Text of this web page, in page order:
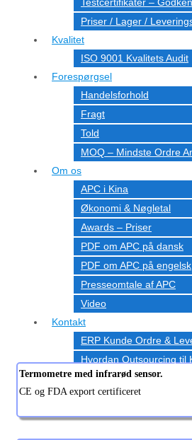
Priser / Lager /
Kvalitet
ISO 9001 Kvalitets Audit
Forespørgsel
Handelsforhold
Fragt
Told
MOQ – Mindste Ordre
Om os
APC i Kina
Økonomi & Nøgletal
Awards – Priser
PDF om APC på dansk
PDF om APC på engelsk
Presseomtale af APC
Video
Kontakt
ERP Kunde Ordre &
Hvordan Outsourcing til
Termometre med infrarød sensor.
CE og FDA export certificeret